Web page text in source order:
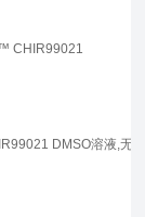
CHIR99021
DMSO溶液,无